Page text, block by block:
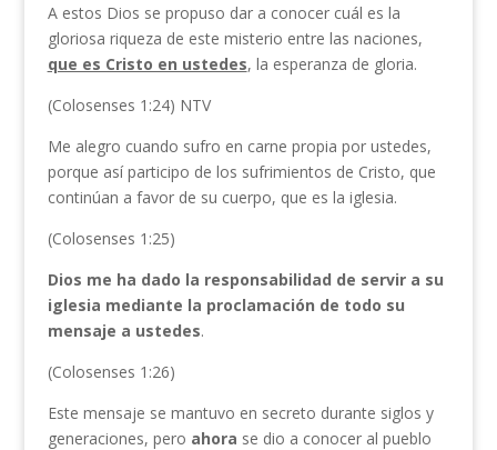
A estos Dios se propuso dar a conocer cuál es la
gloriosa riqueza de este misterio entre las naciones,
que es Cristo en ustedes, la esperanza de gloria.
(Colosenses 1:24) NTV
Me alegro cuando sufro en carne propia por ustedes,
porque así participo de los sufrimientos de Cristo, que
continúan a favor de su cuerpo, que es la iglesia.
(Colosenses 1:25)
Dios me ha dado la responsabilidad de servir a su
iglesia mediante la proclamación de todo su
mensaje a ustedes.
(Colosenses 1:26)
Este mensaje se mantuvo en secreto durante siglos y
generaciones, pero ahora se dio a conocer al pueblo